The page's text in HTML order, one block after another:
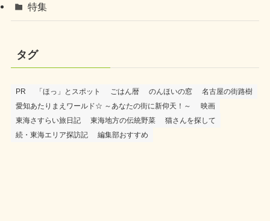
特集
タグ
PR 「ほっ」とスポット ごはん暦 のんほいの窓
名古屋の街路樹
愛知あたりまえワールド☆ ～あなたの街に新仰天！～
映画
東海さすらい旅日記
東海地方の伝統野菜
猫さんを探して
続・東海エリア探訪記
編集部おすすめ